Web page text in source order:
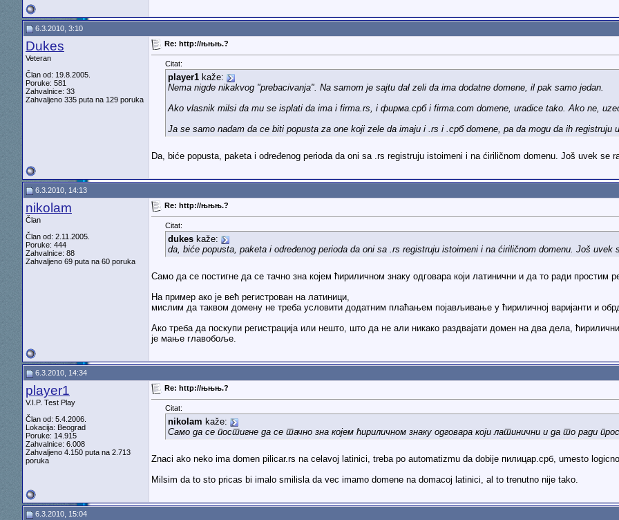
6.3.2010, 3:10
Dukes
Veteran
Član od: 19.8.2005.
Poruke: 581
Zahvalnice: 33
Zahvaljeno 335 puta na 129 poruka
Re: http://њњњ.?
Citat:
player1kaže:
Nema nigde nikakvog "prebacivanja". Na samom je sajtu dal zeli da ima dodatne domene, il pak samo jedan.
Ako vlasnik milsi da mu se isplati da ima i firma.rs, i фирма.срб i firma.com domene, uradice tako. Ako ne,
Ja se samo nadam da ce biti popusta za one koji zele da imaju i .rs i .срб domene, pa da mogu da ih registruju
Da, biće popusta, paketa i određenog perioda da oni sa .rs registruju istoimeni i na ćiriličnom domenu. Još uvek se
6.3.2010, 14:13
nikolam
Član
Član od: 2.11.2005.
Poruke: 444
Zahvalnice: 88
Zahvaljeno 69 puta na 60 poruka
Re: http://њњњ.?
Citat:
dukeskaže:
da, biće popusta, paketa i određenog perioda da oni sa .rs registruju istoimeni i na ćiriličnom domenu. Još
Само да се постигне да се тачно зна којем ћириличном знаку одговара који латинични и да то ради простим
На пример ако је већ регистрован на латиници,
мислим да таквом домену не треба условити додатним плаћањем појављивање у ћириличној варијанти и
Ако треба да поскупи регистрација или нешто, што да не али никако раздвајати домен на два дела,
је мање главобоље.
6.3.2010, 14:34
player1
V.I.P. Test Play
Član od: 5.4.2006.
Lokacija: Beograd
Poruke: 14.915
Zahvalnice: 6.008
Zahvaljeno 4.150 puta na 2.713
poruka
Re: http://њњњ.?
Citat:
nikolam kaže:
Само да се постигне да се тачно зна којем ћириличном знаку одговара који латинични и да то ради
Znaci ako neko ima domen pilicar.rs na celavoj latinici, treba po automatizmu da dobije пилицар.срб, umesto
Milsim da to sto pricas bi imalo smilisla da vec imamo domene na domacoj latinici, al to trenutno nije tako.
6.3.2010, 15:04